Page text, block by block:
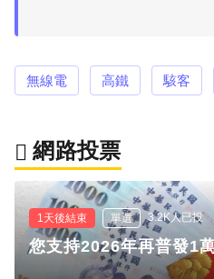
無線電 高鐵 駭客
網路投票
1天後結束 單選 3.2K人已投
您支持2026年再普發1